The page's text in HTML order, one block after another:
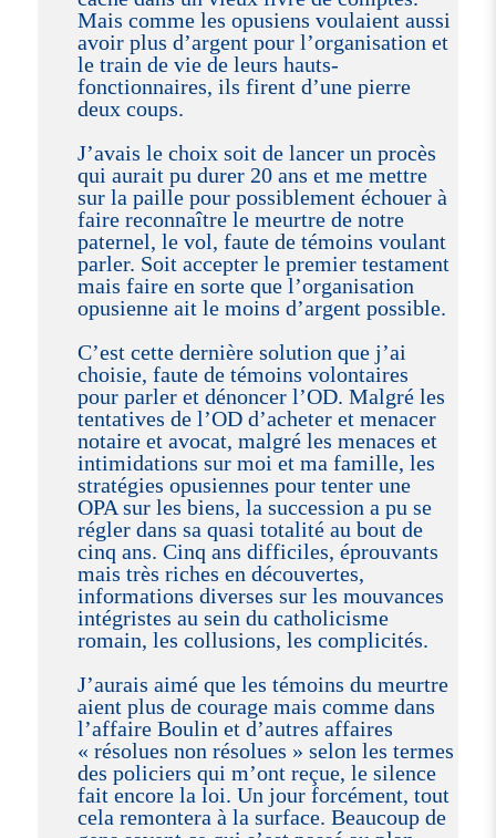
Mais comme les opusiens voulaient aussi
avoir plus d’argent pour l’organisation et
le train de vie de leurs hauts-
fonctionnaires, ils firent d’une pierre
deux coups.
J’avais le choix soit de lancer un procès
qui aurait pu durer 20 ans et me mettre
sur la paille pour possiblement échouer à
faire reconnaître le meurtre de notre
paternel, le vol, faute de témoins voulant
parler. Soit accepter le premier testament
mais faire en sorte que l’organisation
opusienne ait le moins d’argent possible.
C’est cette dernière solution que j’ai
choisie, faute de témoins volontaires
pour parler et dénoncer l’OD. Malgré les
tentatives de l’OD d’acheter et menacer
notaire et avocat, malgré les menaces et
intimidations sur moi et ma famille, les
stratégies opusiennes pour tenter une
OPA sur les biens, la succession a pu se
régler dans sa quasi totalité au bout de
cinq ans. Cinq ans difficiles, éprouvants
mais très riches en découvertes,
informations diverses sur les mouvances
intégristes au sein du catholicisme
romain, les collusions, les complicités.
J’aurais aimé que les témoins du meurtre
aient plus de courage mais comme dans
l’affaire Boulin et d’autres affaires
« résolues non résolues » selon les termes
des policiers qui m’ont reçue, le silence
fait encore la loi. Un jour forcément, tout
cela remontera à la surface. Beaucoup de